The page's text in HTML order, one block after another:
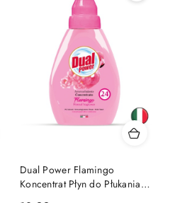
Dual Power Flamingo
Koncentrat Płyn do Płukania